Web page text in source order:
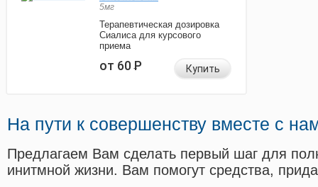
5мг
Терапевтическая дозировка
Сиалиса для курсового
приема
от 60Р Купить
На пути к совершенству вместе с
Предлагаем Вам сделать первый шаг для
инитмной жизни. Вам помогут средства,